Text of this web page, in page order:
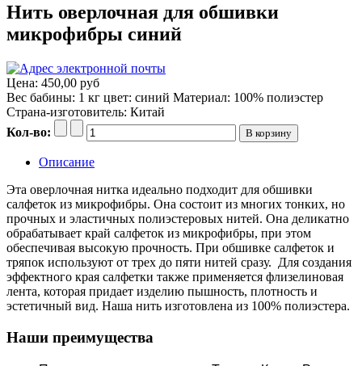
Нить оверлочная для обшивки
микрофибры синий
Цена: 450,00 руб
Вес бабины: 1 кг цвет: синий Материал: 100% полиэстер
Страна-изготовитель: Китай
Кол-во:
Описание
Эта оверлочная нитка идеально подходит для обшивки
салфеток из микрофибры. Она состоит из многих тонких, но
прочных и эластичных полиэстеровых нитей. Она деликатно
обрабатывает край салфеток из микрофибры, при этом
обеспечивая высокую прочность. При обшивке салфеток и
тряпок используют от трех до пяти нитей сразу. Для создания
эффектного края салфетки также применяется флизелиновая
лента, которая придает изделию пышность, плотность и
эстетичный вид. Наша нить изготовлена из 100% полиэстера.
Наши преимущества